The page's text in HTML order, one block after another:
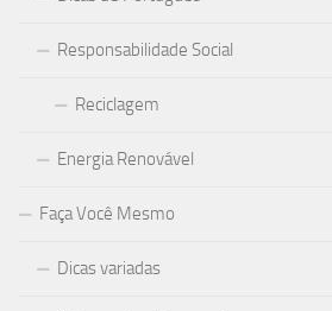
Responsabilidade Social
Reciclagem
Energia Renovável
Faça Você Mesmo
Dicas variadas